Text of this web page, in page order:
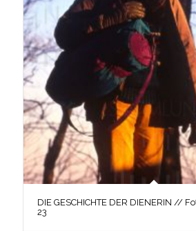
DIE GESCHICHTE DER DIENERIN //
23